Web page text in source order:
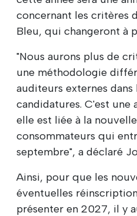
concernant les critères
Bleu, qui changeront à
"Nous aurons plus de
une méthodologie
auditeurs externes
candidatures. C'est une
elle est liée à la
consommateurs qui
septembre", a déclaré
Ainsi, pour que les
éventuelles
présenter en 2027, il y